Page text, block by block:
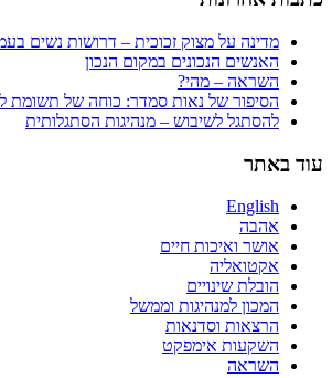
מדינה על מצוק זכוכית – דרושות נשים
האנשים הנכונים במקום הנכון
השראה – מהי?
הסיפור של נאות סמדר: כוחה של תשומת
להסתגל לשיבוש – מנהיגות הסתגלותית
עוד באתר
English
אהבה
אושר ואיכות חיים
אקטואליה
הובלת שינויים
המכון למנהיגות וממשל
הרצאות וסדנאות
השקעות אימפקט
השראה